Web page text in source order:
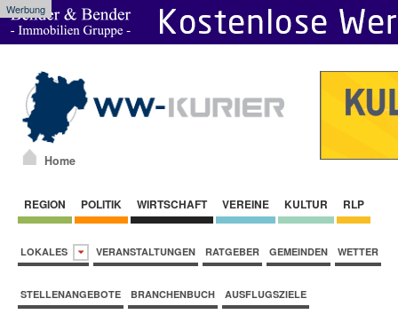
Werbung
Home
REGION POLITIK WIRTSCHAFT VEREINE KULTUR RLP
LOKALES VERANSTALTUNGEN RATGEBER GEMEINDEN WETTER
STELLENANGEBOTE BRANCHENBUCH AUSFLUGSZIELE